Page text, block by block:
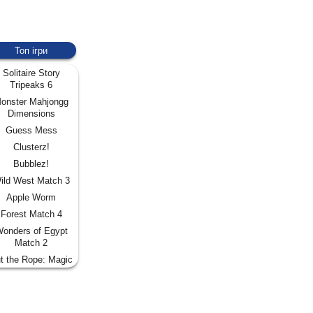
Топ ігри
Solitaire Story
Tripeaks 6
Mahjongg
Dimensions
Guess Mess
Clusterz!
Bubblez!
West Match 3
Apple Worm
Forest Match 4
of Egypt
Match 2
the Rope: Magic